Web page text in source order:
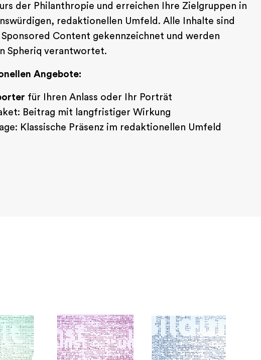
der Philanthropie und erreichen Ihre Zielgruppen in
redaktionellen Umfeld. Alle Inhalte sind
Content gekennzeichnet und werden
Spheriq verantwortet.
Angebote:
für Ihren Anlass oder Ihr Porträt
Beitrag mit langfristiger Wirkung
Klassische Präsenz im redaktionellen Umfeld